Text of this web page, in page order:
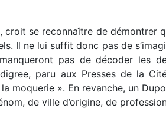
croit se reconnaître de démontrer
Il ne lui suffit donc pas de
pas de décoder les
paru aux Presses de la
». En revanche, un
de ville d’origine, de